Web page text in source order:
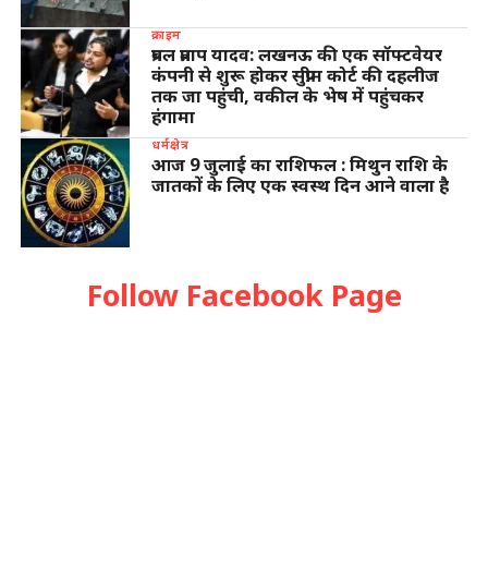
क्राइम
प्रबल प्रताप यादव: लखनऊ की एक सॉफ्टवेयर
कंपनी से शुरू होकर सुप्रीम कोर्ट की दहलीज
तक जा पहुंची, वकील के भेष में पहुंचकर
हंगामा
धर्मक्षेत्र
आज 9 जुलाई का राशिफल : मिथुन राशि के
जातकों के लिए एक स्वस्थ दिन आने वाला है
Follow Facebook Page